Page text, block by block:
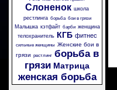
Слоненок школа
рестлинга борьба бои в грязи
Малышка кэтфайт барби женщина
телохранитель КГБ фитнес
сильные женщины Женские бои в
грязи рестлинг борьба в
грязи Матрица
женская борьба